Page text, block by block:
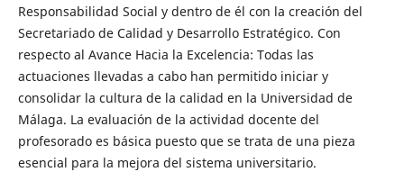
Responsabilidad Social y dentro de él con la creación del
Secretariado de Calidad y Desarrollo Estratégico. Con
respecto al Avance Hacia la Excelencia: Todas las
actuaciones llevadas a cabo han permitido iniciar y
consolidar la cultura de la calidad en la Universidad de
Málaga. La evaluación de la actividad docente del
profesorado es básica puesto que se trata de una pieza
esencial para la mejora del sistema universitario.